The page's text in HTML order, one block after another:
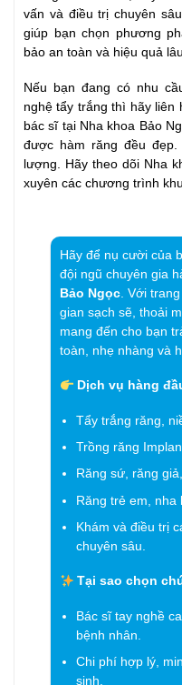
vấn và điều trị chuyên
giúp bạn chọn phương
bảo an toàn và hiệu quả
Nếu bạn đang có nhu
nghệ tẩy trắng thì hãy liên
bác sĩ tại Nha khoa Bảo
được hàm răng đều
lượng. Hãy theo dõi Nha
xuyên các chương trình
Hãy để nụ cười của
đội ngũ chuyên gia
Bảo Ngọc . Với
gian sạch sẽ, thoải
mang đến cho bạn
toàn, nhẹ nhàng và
Dịch vụ hàng
Tẩy trắng răng,
Trồng răng
Răng sứ, răng
Răng trẻ em, nha
Khám và điều trị
chuyên sâu.
Tại sao chọn
Bác sĩ tay nghề
bệnh nhân.
Chi phí hợp lý,
sinh.